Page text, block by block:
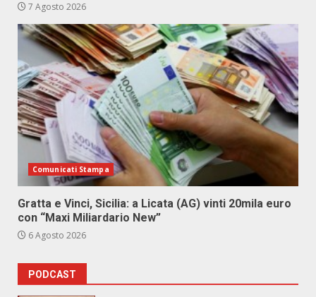
7 Agosto 2026
Comunicati Stampa
Gratta e Vinci, Sicilia: a Licata (AG) vinti 20mila euro
con “Maxi Miliardario New”
6 Agosto 2026
PODCAST